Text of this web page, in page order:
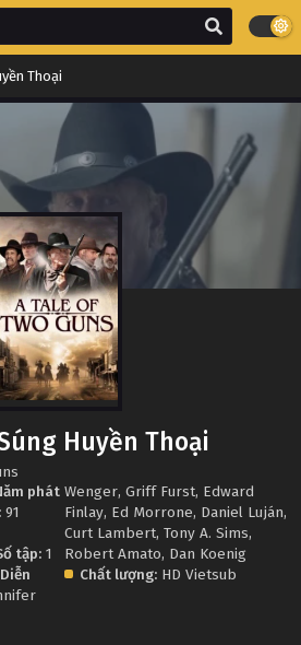
Thoại
Huyền Thoại
phát
91
tập: 1
Diễn
Wenger,Griff Furst, Edward
Finlay, Ed Morrone, Daniel Luján,
Curt Lambert,Tony A. Sims,
Robert Amato, Dan Koenig
Chất lượng: HD Vietsub